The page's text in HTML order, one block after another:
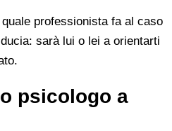
professionista fa al caso
sarà lui o lei a orientarti
psicologo a